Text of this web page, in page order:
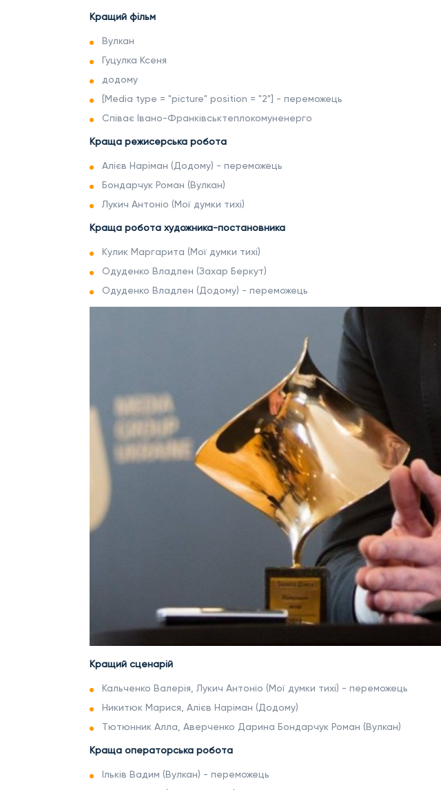
Кращий фільм
Вулкан
Гуцулка Ксеня
додому
[Media type = "picture" position = "2"] - переможець
Співає Івано-Франківськтеплокомуненерго
Краща режисерська робота
Алієв Наріман (Додому) - переможець
Бондарчук Роман (Вулкан)
Лукич Антоніо (Мої думки тихі)
Краща робота художника-постановника
Кулик Маргарита (Мої думки тихі)
Одуденко Владлен (Захар Беркут)
Одуденко Владлен (Додому) - переможець
Кращий сценарій
Кальченко Валерія, Лукич Антоніо (Мої думки тихі) - переможець
Никитюк Марися, Алієв Наріман (Додому)
Тютюнник Алла, Аверченко Дарина Бондарчук Роман (Вулкан)
Краща операторська робота
Ільків Вадим (Вулкан) - переможець